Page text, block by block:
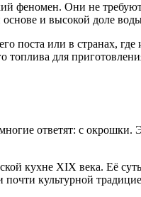
феномен. Они не
и высокой доле
поста или в странах,
для
многие ответят: с
кухне XIX века. Её
культурной